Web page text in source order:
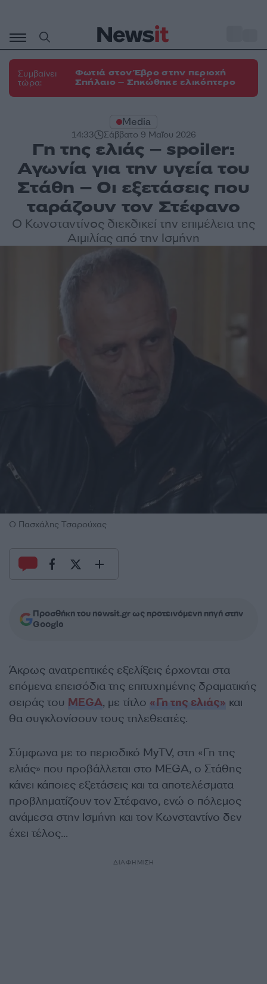
περιεχόμενο
Συμβαίνει
τώρα:
Φωτιά στον Έβρο στην περιοχή
Σπήλαιο – Σηκώθηκε ελικόπτερο
Media
14:33 Σάββατο 9 Μαΐου 2026
Γη της ελιάς – spoiler:
Αγωνία για την υγεία του
Στάθη – Οι εξετάσεις που
ταράζουν τον Στέφανο
Ο Κωνσταντίνος διεκδικεί την επιμέλεια της
Αιμιλίας από την Ισμήνη
Ο Πασχάλης Τσαρούχας
Προσθήκη του newsit.gr ως προτεινόμενη πηγή στην
Google
Άκρως ανατρεπτικές εξελίξεις έρχονται στα
επόμενα επεισόδια της επιτυχημένης δραματικής
σειράς του MEGA, με τίτλο «Γη της ελιάς» και
θα συγκλονίσουν τους τηλεθεατές.
Σύμφωνα με το περιοδικό MyTV, στη «Γη της
ελιάς» που προβάλλεται στο MEGA, ο Στάθης
κάνει κάποιες εξετάσεις και τα αποτελέσματα
προβληματίζουν τον Στέφανο, ενώ ο πόλεμος
ανάμεσα στην Ισμήνη και τον Κωνσταντίνο δεν
έχει τέλος…
ΔΙΑΦΗΜΙΣΗ